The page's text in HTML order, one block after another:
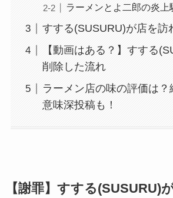
ラーメンとよ二郎の炎上
すする(SUSURU)が店を訪
【動画はある？】すする
削除した流れ
ラーメン店の味の評価は
意味深投稿も！
【謝罪】すする(SUSURU)